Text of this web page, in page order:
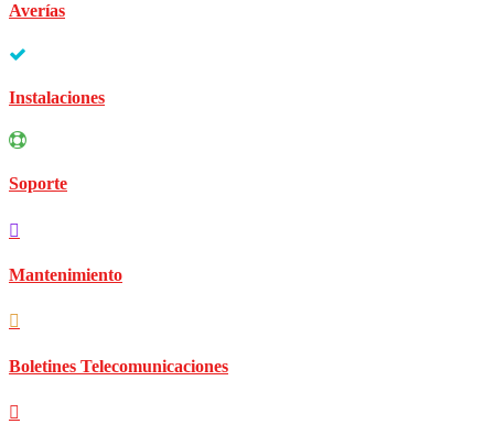
Averías
Instalaciones
Soporte
Mantenimiento
Boletines Telecomunicaciones